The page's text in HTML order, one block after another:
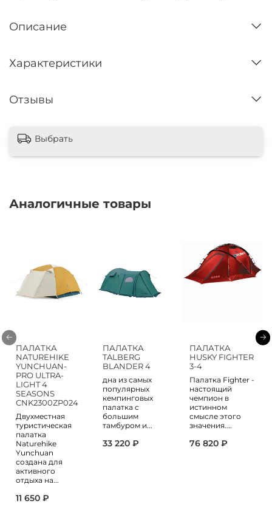
Описание
Характеристики
Отзывы
Выбрать
Аналогичные товары
ПАЛАТКА
NATUREHIKE
YUNCHUAN-
PRO ULTRA-
LIGHT 4
SEASONS
CNK2300ZP024
Двухместная
туристическая
палатка
Naturehike
Yunchuan
создана для
активного
отдыха на...
11 650 ₽
ПАЛАТКА
TALBERG
BLANDER 4
дна из самых
популярных
кемпинговых
палатка с
большим
тамбуром и...
33 220 ₽
ПАЛАТКА
HUSKY FIGHTER
3-4
Палатка Fighter -
настоящий
чемпион в
истинном
смысле этого
значения....
76 820 ₽